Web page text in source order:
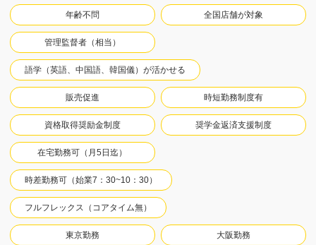
年齢不問 全国店舗が対象
管理監督者（相当）
語学（英語、中国語、韓国儀）が活かせる
販売促進 時短勤務制度有
資格取得奨励金制度 奨学金返済支援制度
在宅勤務可（月5日迄）
時差勤務可（始業7：30~10：30）
フルフレックス（コアタイム無）
東京勤務 大阪勤務